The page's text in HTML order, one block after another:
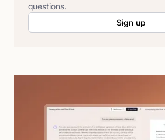
questions.
Sign up